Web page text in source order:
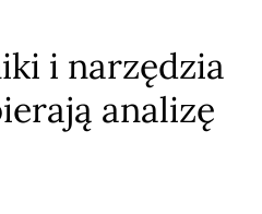
i narzędzia
analizę